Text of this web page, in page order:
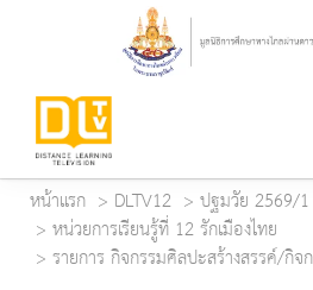
หน้าแรก DLTV12
ปฐมวัย 2569/1
หน่วยการเรียนรู้ที่ 12 รักเมืองไทย
รายการ กิจกรรมศิลปะสร้างสรรค์/กิจ